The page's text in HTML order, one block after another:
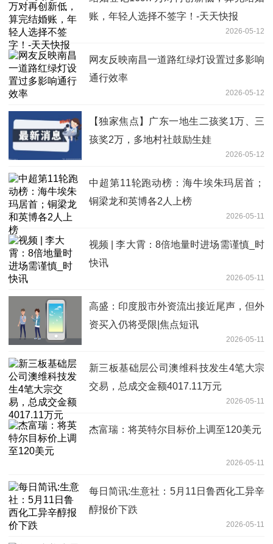
账，年轻人选择不签字！-天天快报
2026-05-12
网友反映南昌一道路红绿灯设置过多影响
通行效率
2026-05-12
【独家焦点】广东一地生二孩奖1万、三
孩奖2万，多地村社鼓励生娃
2026-05-12
中超第11轮跑动榜：海牛埃朱玛居首；
铜梁龙和英博各2人上榜
2026-05-11
视频 | 李大霄：8倍地量时进场需谨慎_时
快讯
2026-05-11
高盛：印度股市外资流出接近尾声，但外
资买入仍将受限|焦点短讯
2026-05-11
新三板基础层公司澳维科技发生4笔大宗
交易，总成交金额4017.11万元
2026-05-11
杰富瑞：将英特尔目标价上调至120美元
2026-05-11
每日简讯:生意社：5月11日鲁西化工异辛
醇报价下跌
2026-05-11